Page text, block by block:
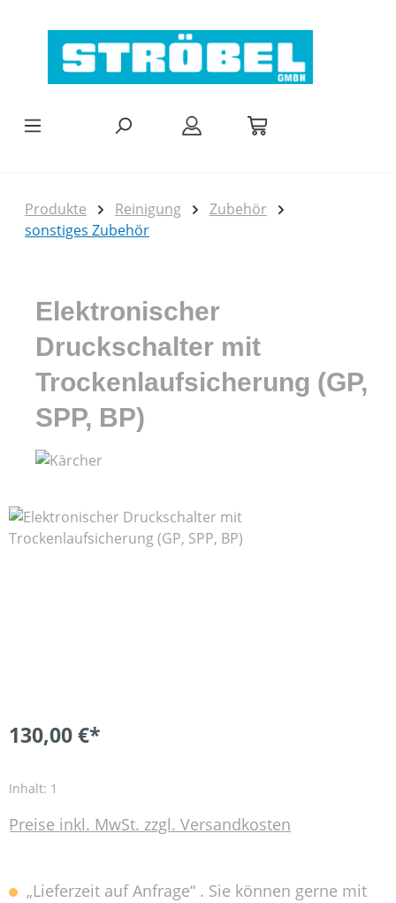
Produkte Reinigung
Zubehör
sonstiges Zubehör
Elektronischer
Druckschalter mit
Trockenlaufsicherung (GP,
SPP, BP)
Bildergalerie überspringen
130,00 €*
Inhalt: 1
Preise inkl. MwSt. zzgl. Versandkosten
„Lieferzeit auf Anfrage“ . Sie können gerne mit